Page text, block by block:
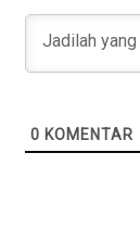
0 KOMENTAR